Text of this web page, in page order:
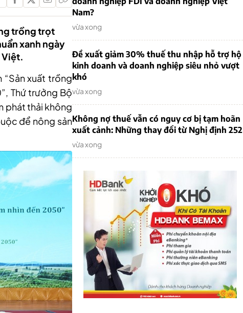
trồng trọt
xanh ngày
Việt.
“Sản xuất trồng
Thứ trưởng Bộ
phát thải không
để nông sản
Nam?
vừa xong
Đề xuất giảm 30% thuế thu nhập hỗ trợ hộ
kinh doanh và doanh nghiệp siêu nhỏ vượt
khó
vừa xong
Không nợ thuế vẫn có nguy cơ bị tạm hoãn
xuất cảnh: Những thay đổi từ Nghị định 252
vừa xong